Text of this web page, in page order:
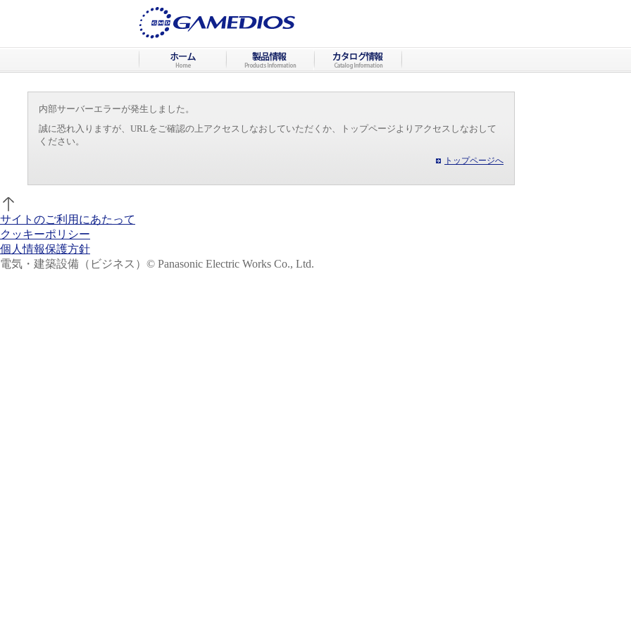
内部サーバーエラーが発生しました。
誠に恐れ入りますが、URLをご確認の上アクセスしなおしていただくか、トップページよりアクセスしなおして
ください。
トップページへ
サイトのご利用にあたって
クッキーポリシー
個人情報保護方針
電気・建築設備（ビジネス） © Panasonic Electric Works Co., Ltd.